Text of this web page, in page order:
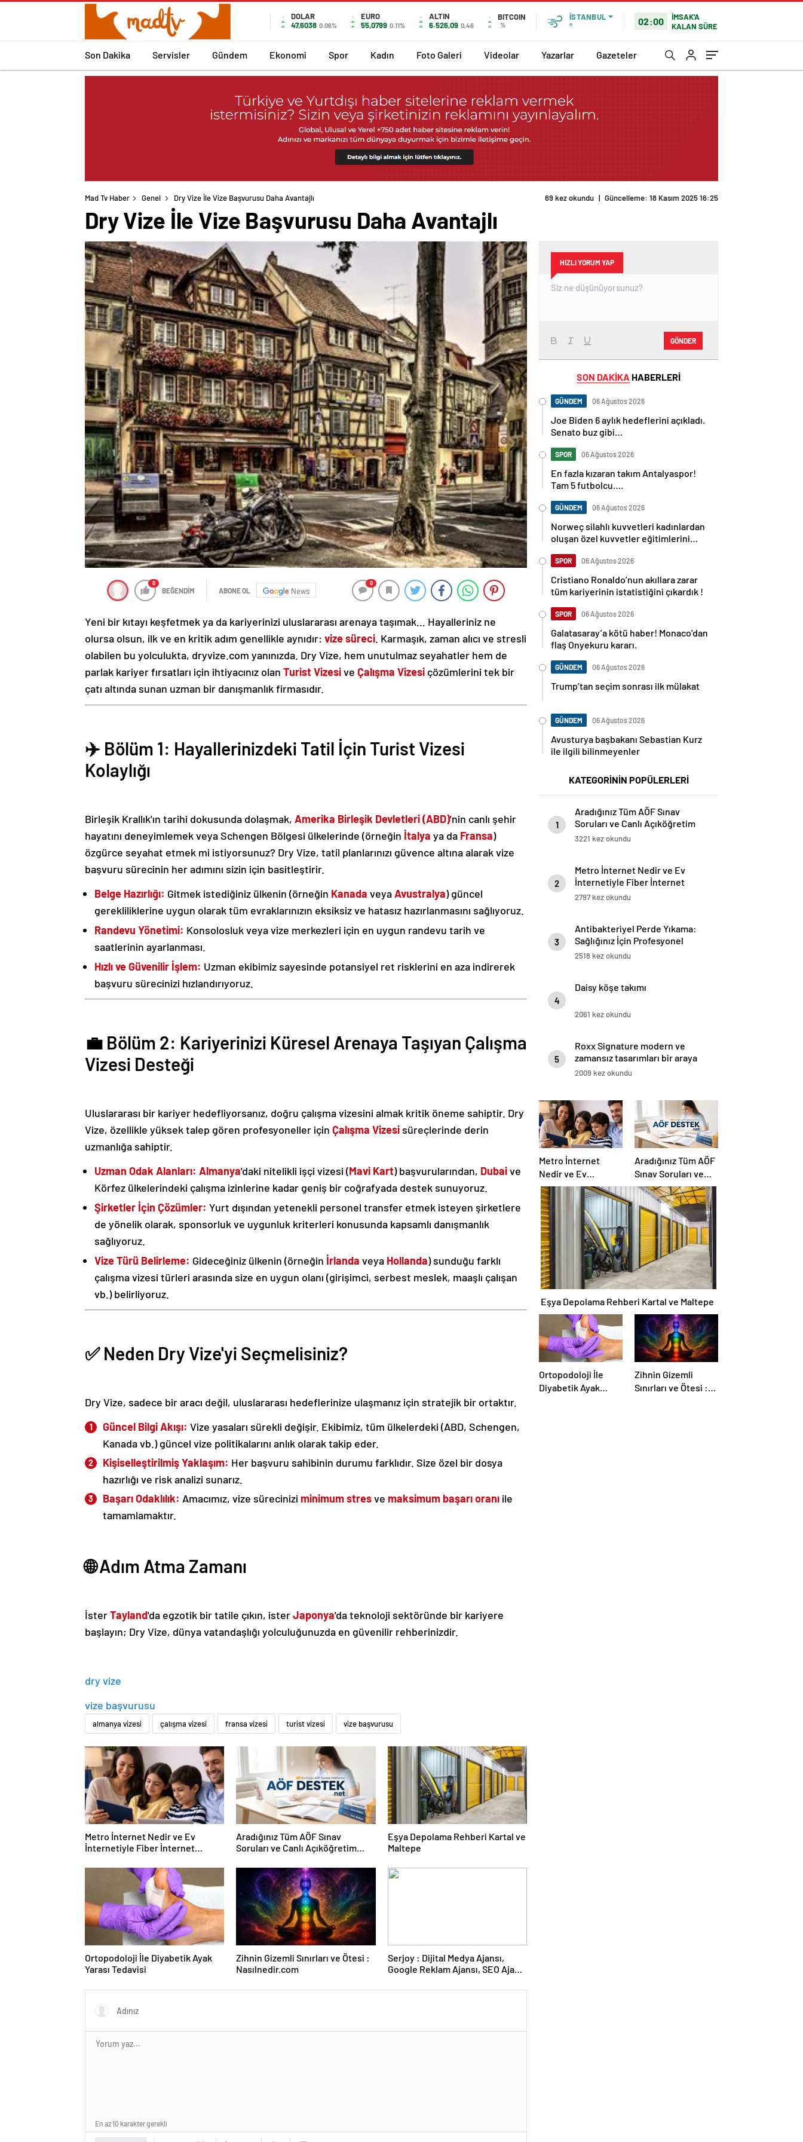
DOLAR
47,6038 0.06%
EURO
55,0799 0.11%
ALTIN
6.526,09 0,46
BITCOIN
%
İSTANBUL
°
02:00
İMSAK'A
KALAN SÜRE
Son Dakika Servisler Gündem Ekonomi Spor Kadın Foto Galeri Videolar Yazarlar Gazeteler
Mad Tv Haber Genel Dry Vize İle Vize Başvurusu Daha Avantajlı 69 kez okundu | Güncelleme: 18 Kasım 2025 16:25
Dry Vize İle Vize Başvurusu Daha Avantajlı
0
BEĞENDİM ABONE OL News
0
Yeni bir kıtayı keşfetmek ya da kariyerinizi uluslararası arenaya taşımak… Hayalleriniz ne
olursa olsun, ilk ve en kritik adım genellikle aynıdır: vize süreci. Karmaşık, zaman alıcı ve stresli
olabilen bu yolculukta, dryvize.com yanınızda. Dry Vize, hem unutulmaz seyahatler hem de
parlak kariyer fırsatları için ihtiyacınız olan Turist Vizesive Çalışma Vizesi çözümlerini tek bir
çatı altında sunan uzman bir danışmanlık firmasıdır.
✈️ Bölüm 1: Hayallerinizdeki Tatil İçin Turist Vizesi
Kolaylığı
Birleşik Krallık'ın tarihi dokusunda dolaşmak, Amerika Birleşik Devletleri (ABD)'nin canlı şehir
hayatını deneyimlemek veya Schengen Bölgesi ülkelerinde (örneğin İtalya ya da Fransa)
özgürce seyahat etmek mi istiyorsunuz? Dry Vize, tatil planlarınızı güvence altına alarak vize
başvuru sürecinin her adımını sizin için basitleştirir.
Belge Hazırlığı: Gitmek istediğiniz ülkenin (örneğin Kanada veyaAvustralya) güncel
gerekliliklerine uygun olarak tüm evraklarınızın eksiksiz ve hatasız hazırlanmasını sağlıyoruz.
Randevu Yönetimi: Konsolosluk veya vize merkezleri için en uygun randevu tarih ve
saatlerinin ayarlanması.
Hızlı ve Güvenilir İşlem: Uzman ekibimiz sayesinde potansiyel ret risklerini en aza indirerek
başvuru sürecinizi hızlandırıyoruz.
💼 Bölüm 2: Kariyerinizi Küresel Arenaya Taşıyan Çalışma
Vizesi Desteği
Uluslararası bir kariyer hedefliyorsanız, doğru çalışma vizesini almak kritik öneme sahiptir. Dry
Vize, özellikle yüksek talep gören profesyoneller için Çalışma Vizesi süreçlerinde derin
uzmanlığa sahiptir.
Uzman Odak Alanları: Almanya'daki nitelikli işçi vizesi (Mavi Kart) başvurularından, Dubaive
Körfez ülkelerindeki çalışma izinlerine kadar geniş bir coğrafyada destek sunuyoruz.
Şirketler İçin Çözümler: Yurt dışından yetenekli personel transfer etmek isteyen şirketlere
de yönelik olarak, sponsorluk ve uygunluk kriterleri konusunda kapsamlı danışmanlık
sağlıyoruz.
Vize Türü Belirleme: Gideceğiniz ülkenin (örneğin İrlanda veya Hollanda) sunduğu farklı
çalışma vizesi türleri arasında size en uygun olanı (girişimci, serbest meslek, maaşlı çalışan
vb.) belirliyoruz.
✅ Neden Dry Vize'yi Seçmelisiniz?
Dry Vize, sadece bir aracı değil, uluslararası hedeflerinize ulaşmanız için stratejik bir ortaktır.
Güncel Bilgi Akışı: Vize yasaları sürekli değişir. Ekibimiz, tüm ülkelerdeki (ABD, Schengen,
Kanada vb.) güncel vize politikalarını anlık olarak takip eder.
Kişiselleştirilmiş Yaklaşım: Her başvuru sahibinin durumu farklıdır. Size özel bir dosya
hazırlığı ve risk analizi sunarız.
Başarı Odaklılık: Amacımız, vize sürecinizi minimum stresve maksimum başarı oranı ile
tamamlamaktır.
🌐 Adım Atma Zamanı
İsterTayland'da egzotik bir tatile çıkın, isterJaponya'da teknoloji sektöründe bir kariyere
başlayın; Dry Vize, dünya vatandaşlığı yolculuğunuzda en güvenilir rehberinizdir.
dry vize
vize başvurusu
almanya vizesi çalışma vizesi fransa vizesi turist vizesi vize başvurusu
Metro İnternet Nedir ve Ev
İnternetiyle Fiber İnternet
Aradığınız Tüm AÖF Sınav
Soruları ve Canlı Açıköğretim
Eşya Depolama Rehberi Kartal ve
Maltepe
Ortopodoloji İle Diyabetik Ayak
Yarası Tedavisi
Zihnin Gizemli Sınırları ve Ötesi :
Nasılnedir.com
Serjoy : Dijital Medya Ajansı,
Google Reklam Ajansı, SEO Ajansı
En az 10 karakter gerekli
HIZLI YORUM YAP
GÖNDER
SON DAKİKA HABERLERİ
GÜNDEM 06 Ağustos 2026
Joe Biden 6 aylık hedeflerini açıkladı.
Senato buz gibi…
SPOR 06 Ağustos 2026
En fazla kızaran takım Antalyaspor!
Tam 5 futbolcu….
GÜNDEM 06 Ağustos 2026
Norweç silahlı kuvvetleri kadınlardan
oluşan özel kuvvetler eğitimlerini
SPOR 06 Ağustos 2026
Cristiano Ronaldo’nun akıllara zarar
tüm kariyerinin istatistiğini çıkardık !
SPOR 06 Ağustos 2026
Galatasaray’a kötü haber! Monaco’dan
flaş Onyekuru kararı.
GÜNDEM 06 Ağustos 2026
Trump’tan seçim sonrası ilk mülakat
GÜNDEM 06 Ağustos 2026
Avusturya başbakanı Sebastian Kurz
ile ilgili bilinmeyenler
KATEGORİNİN POPÜLERLERİ
1
Aradığınız Tüm AÖF Sınav
Soruları ve Canlı Açıköğretim
Forumu Burada
3221 kez okundu
2
Metro İnternet Nedir ve Ev
İnternetiyle Fiber İnternet
Arasındaki Farklar
2797 kez okundu
3
Antibakteriyel Perde Yıkama:
Sağlığınız İçin Profesyonel
Çözümler
2518 kez okundu
4
Daisy köşe takımı
2061 kez okundu
5
Roxx Signature modern ve
zamansız tasarımları bir araya
getiriyor
2009 kez okundu
Metro İnternet
Nedir ve Ev
İnternetiyle Fiber
İnternet Arasındaki
Farklar
Aradığınız Tüm AÖF
Sınav Soruları ve
Canlı Açıköğretim
Forumu Burada
Eşya Depolama Rehberi Kartal ve Maltepe
Ortopodoloji İle
Diyabetik Ayak
Zihnin Gizemli
Sınırları ve Ötesi :